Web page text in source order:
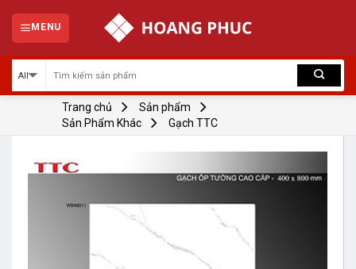
content
MENU
Trang chủ
Sản phẩm
Sản Phẩm Khác
Gạch TTC